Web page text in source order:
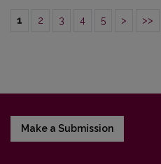
1 2 3 4 5 > >>
Make a Submission